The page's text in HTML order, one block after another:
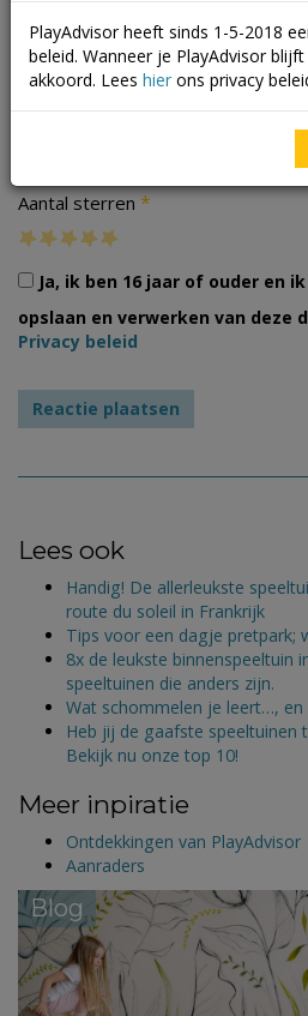
Aantal sterren *
Ja, ik ben 16 jaar of ouder en
opslaan en verwerken van deze
Privacy beleid
Lees ook
Handig! De allerleukste
route du soleil in Frankrijk
Tips voor een dagje pretpark;
8x de leukste binnenspeeltuin
speeltuinen die anders zijn.
Wat schommelen je leert…,
Heb jij de gaafste speeltuinen
Bekijk nu onze top 10!
Meer inpiratie
Ontdekkingen van PlayAdvisor
Aanraders
Blog
PlayAdvisor heeft sinds 1-5-2018
beleid. Wanneer je PlayAdvisor
akkoord. Lees hier ons privacy